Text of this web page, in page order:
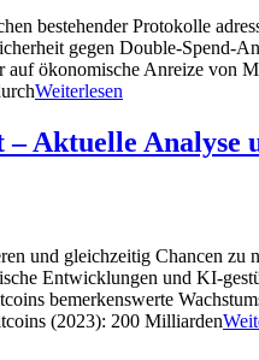
bestehender Protokolle
gegen Double-Spend-
ökonomische Anreize von
Weiterlesen
Aktuelle Analyse
und gleichzeitig Chancen
Entwicklungen und KI-
bemerkenswerte
(2023): 200 Milliarden